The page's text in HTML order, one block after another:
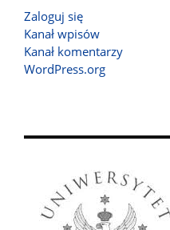
Zaloguj się
Kanał wpisów
Kanał komentarzy
WordPress.org